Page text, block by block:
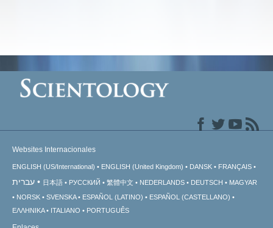
Websites Internacionales
ENGLISH (US/International) ENGLISH (United Kingdom) DANSK FRANÇAIS
עברית 日本語 РУССКИЙ 繁體中文 NEDERLANDS DEUTSCH
MAGYAR
NORSK
SVENSKA ESPAÑOL (LATINO)
ESPAÑOL (CASTELLANO)
ΕΛΛΗΝΙΚA
ITALIANO PORTUGUÊS